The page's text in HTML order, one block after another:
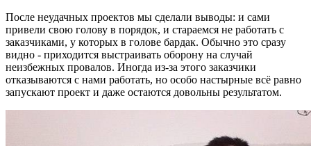
После неудачных проектов мы сделали выводы: и сами
привели свою голову в порядок, и стараемся не работать с
заказчиками, у которых в голове бардак. Обычно это сразу
видно - приходится выстраивать оборону на случай
неизбежных провалов. Иногда из-за этого заказчики
отказываются с нами работать, но особо настырные всё равно
запускают проект и даже остаются довольны результатом.